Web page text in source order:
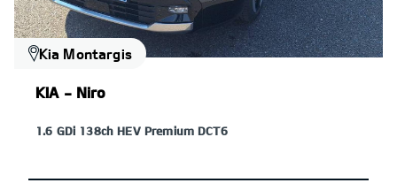
Kia Montargis
KIA - Niro
1.6 GDi 138ch HEV Premium DCT6